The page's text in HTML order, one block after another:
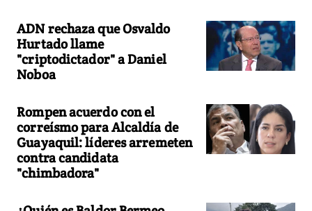
ADN rechaza que Osvaldo
Hurtado llame
"criptodictador" a Daniel
Noboa
Rompen acuerdo con el
correísmo para Alcaldía de
Guayaquil: líderes arremeten
contra candidata
"chimbadora"